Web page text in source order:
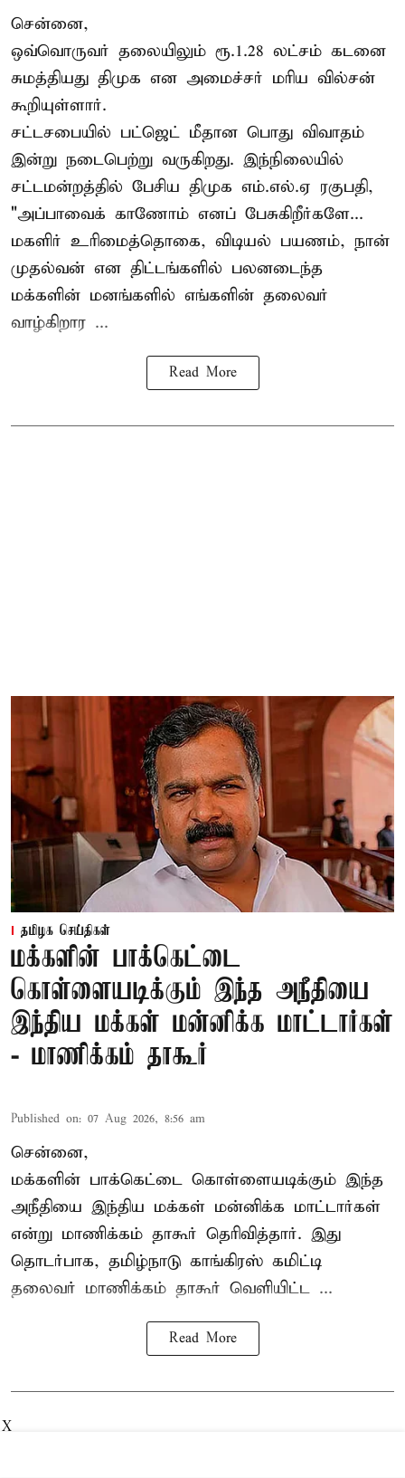
சென்னை,
ஒவ்வொருவர் தலையிலும் ரூ.1.28 லட்சம் கடனை
சுமத்தியது திமுக என அமைச்சர் மரிய வில்சன்
கூறியுள்ளார்.
சட்டசபையில் பட்ஜெட் மீதான பொது விவாதம்
இன்று நடைபெற்று வருகிறது. இந்நிலையில்
சட்டமன்றத்தில் பேசிய திமுக எம்.எல்.ஏ ரகுபதி,
"அப்பாவைக் காணோம் எனப் பேசுகிறீர்களே...
மகளிர் உரிமைத்தொகை, விடியல் பயணம், நான்
முதல்வன் என திட்டங்களில் பலனடைந்த
மக்களின் மனங்களில் எங்களின் தலைவர்
வாழ்கிறார ...
Read More
தமிழக செய்திகள்
மக்களின் பாக்கெட்டை
கொள்ளையடிக்கும் இந்த அநீதியை
இந்திய மக்கள் மன்னிக்க மாட்டார்கள்
- மாணிக்கம் தாகூர்
Published on: 07 Aug 2026, 8:56 am
சென்னை,
மக்களின் பாக்கெட்டை கொள்ளையடிக்கும் இந்த
அநீதியை இந்திய மக்கள் மன்னிக்க மாட்டார்கள்
என்று மாணிக்கம் தாகூர் தெரிவித்தார். இது
தொடர்பாக, தமிழ்நாடு காங்கிரஸ் கமிட்டி
தலைவர் மாணிக்கம் தாகூர் வெளியிட்ட ...
Read More
X